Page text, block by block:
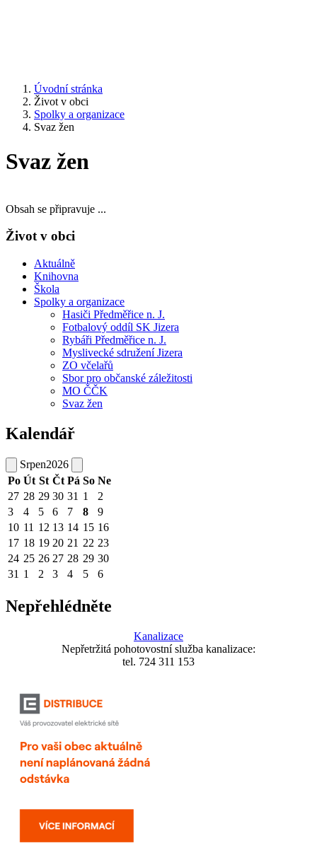
Úvodní stránka
Život v obci
Spolky a organizace
Svaz žen
Svaz žen
Obsah se připravuje ...
Život v obci
Aktuálně
Knihovna
Škola
Spolky a organizace
Hasiči Předměřice n. J.
Fotbalový oddíl SK Jizera
Rybáři Předměřice n. J.
Myslivecké sdružení Jizera
ZO včelařů
Sbor pro občanské záležitosti
MO ČČK
Svaz žen
Kalendář
Srpen2026
Po Út St Čt Pá So Ne
27 28 29 30 31 1
2
3
4 5 6 7 8
9
10 11 12 13 14 15 16
17 18 19 20 21 22 23
24 25 26 27 28 29 30
31 1 2 3 4 5 6
Nepřehlédněte
Kanalizace
Nepřetržitá pohotovostní služba kanalizace:
tel. 724 311 153